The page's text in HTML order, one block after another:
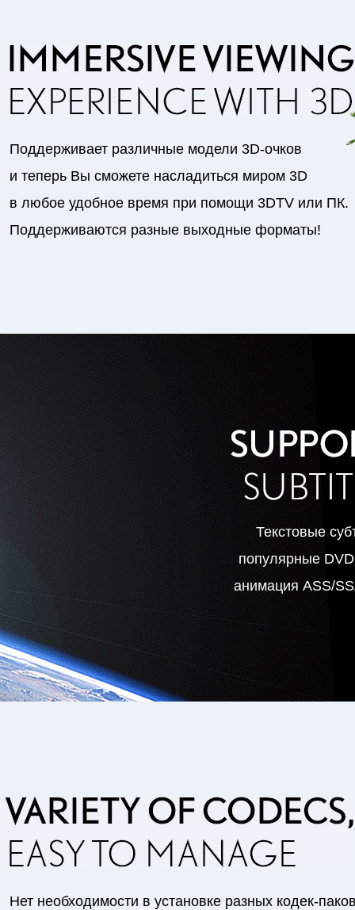
Поддерживает различные модели 3D-очков
и теперь Вы сможете насладиться миром 3D
в любое удобное время при помощи 3DTV или ПК.
Поддерживаются разные выходные форматы!
Текстовые
популярные
анимация ASS/
Нет необходимости в установке разных кодек-